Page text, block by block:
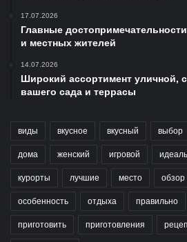
17.07.2026
Главные
и местных жителей
14.07.2026
Широкий ассортимент уличной,
вашего сада и террасы
виды вкусное вкусный выбор
дома женский игровой
курорты лучшие место обзор
особенность отдыха правильно
приготовить приготовления